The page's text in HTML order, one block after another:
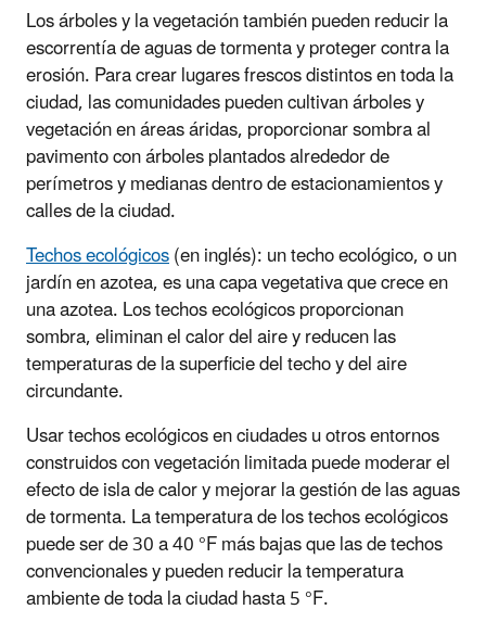
Los árboles y la vegetación también pueden reducir la
escorrentía de aguas de tormenta y proteger contra la
erosión. Para crear lugares frescos distintos en toda la
ciudad, las comunidades pueden cultivan árboles y
vegetación en áreas áridas, proporcionar sombra al
pavimento con árboles plantados alrededor de
perímetros y medianas dentro de estacionamientos y
calles de la ciudad.
Techos ecológicos(en inglés): un techo ecológico, o un
jardín en azotea, es una capa vegetativa que crece en
una azotea. Los techos ecológicos proporcionan
sombra, eliminan el calor del aire y reducen las
temperaturas de la superficie del techo y del aire
circundante.
Usar techos ecológicos en ciudades u otros entornos
construidos con vegetación limitada puede moderar el
efecto de isla de calor y mejorar la gestión de las aguas
de tormenta. La temperatura de los techos ecológicos
puede ser de 30 a 40 °F más bajas que las de techos
convencionales y pueden reducir la temperatura
ambiente de toda la ciudad hasta 5 °F.